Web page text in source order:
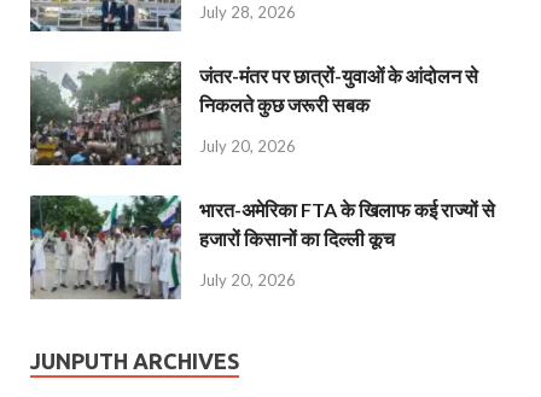
July 28, 2026
जंतर-मंतर पर छात्रों-युवाओं के आंदोलन से
निकलते कुछ जरूरी सबक
July 20, 2026
भारत-अमेरिका FTA के खिलाफ कई राज्यों से
हजारों किसानों का दिल्ली कूच
July 20, 2026
JUNPUTH ARCHIVES